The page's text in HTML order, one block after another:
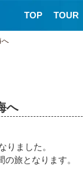
TOP TOUR
へ
へ
りました。
の旅となります。